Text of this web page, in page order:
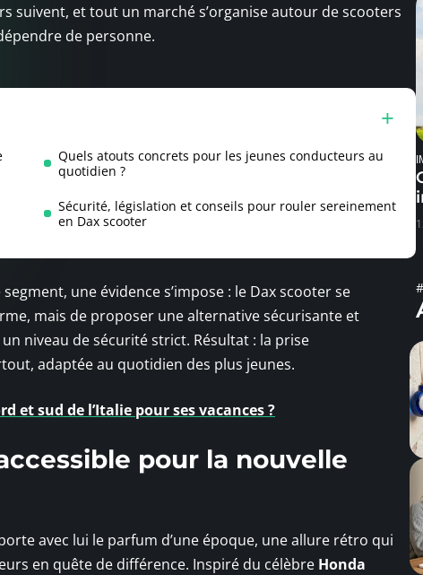
suivent, et tout un marché s’organise autour de scooters
de personne.
Quels atouts concrets pour les jeunes conducteurs au
quotidien ?
Sécurité, législation et conseils pour rouler sereinement
en Dax scooter
une évidence s’impose : le Dax scooter se
mais de proposer une alternative sécurisante et
niveau de sécurité strict. Résultat : la prise
adaptée au quotidien des plus jeunes.
et sud de l’Italie pour ses vacances ?
pour la nouvelle
avec lui le parfum d’une époque, une allure rétro qui
en quête de différence. Inspiré du célèbre Honda